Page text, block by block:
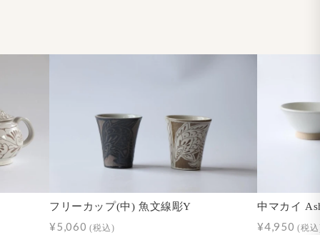
フリーカップ(中) 魚文線彫Y
¥5,060(税込)
中マカイ
¥4,950(税